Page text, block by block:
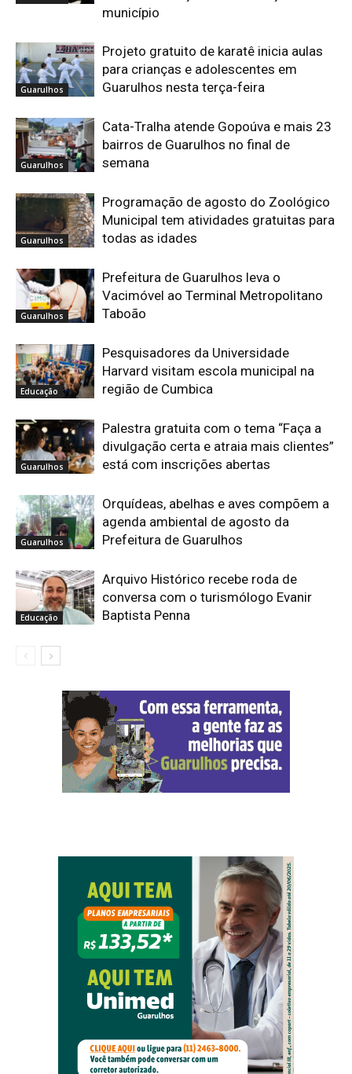
município
Guarulhos
Projeto gratuito de karatê inicia aulas
para crianças e adolescentes em
Guarulhos nesta terça-feira
Guarulhos
Cata-Tralha atende Gopoúva e mais 23
bairros de Guarulhos no final de
semana
Guarulhos
Programação de agosto do Zoológico
Municipal tem atividades gratuitas para
todas as idades
Guarulhos
Prefeitura de Guarulhos leva o
Vacimóvel ao Terminal Metropolitano
Taboão
Educação
Pesquisadores da Universidade
Harvard visitam escola municipal na
região de Cumbica
Guarulhos
Palestra gratuita com o tema “Faça a
divulgação certa e atraia mais clientes”
está com inscrições abertas
Guarulhos
Orquídeas, abelhas e aves compõem a
agenda ambiental de agosto da
Prefeitura de Guarulhos
Educação
Arquivo Histórico recebe roda de
conversa com o turismólogo Evanir
Baptista Penna